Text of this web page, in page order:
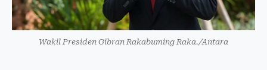
Wakil Presiden Gibran Rakabuming Raka./Antara